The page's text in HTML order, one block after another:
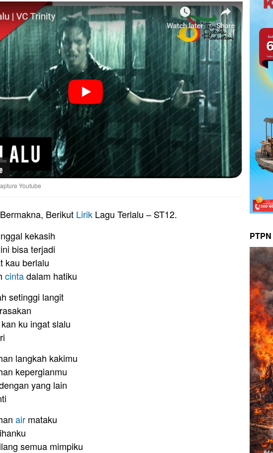
Youtube
Berikut Lirik Lagu Terlalu – ST12.
kekasih
bisa terjadi
kau berlalu
cintadalam hatiku
setinggi langit
ku ingat slalu
langkah kakimu
kepergianmu
yang lain
air mataku
semua mimpiku